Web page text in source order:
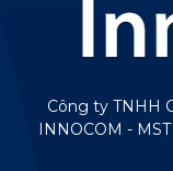
Công ty TNHH
INNOCOM -